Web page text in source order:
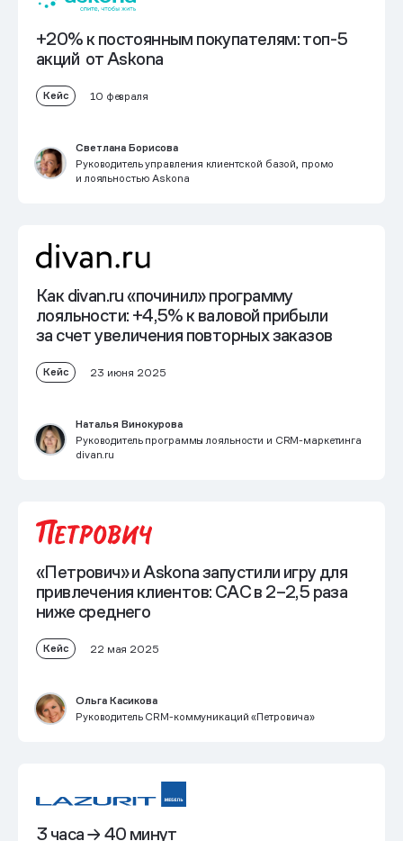
+20% к постоянным покупателям:топ-5
акций от Askona
Кейс 10 февраля
Светлана Борисова
Руководитель управления клиентской базой, промо
и лояльностью Askona
Как divan.ru «починил» программу
лояльности: +4,5% к валовой прибыли
за счет увеличения повторных заказов
Кейс 23 июня 2025
Наталья Винокурова
Руководитель программы лояльности и CRM-маркетинга
divan.ru
«Петрович» и Askona запустили игру для
привлечения клиентов: САС в 2–2,5 раза
ниже среднего
Кейс 22 мая 2025
Ольга Касикова
Руководитель CRM-коммуникаций «Петровича»
3 часа → 40 минут